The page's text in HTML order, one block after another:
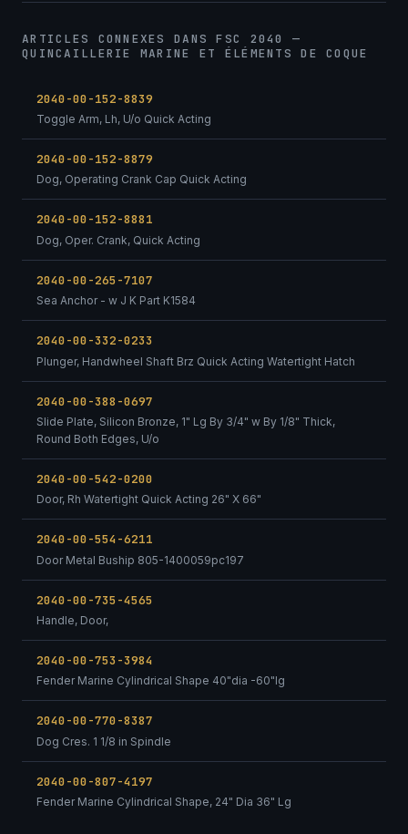
ARTICLES CONNEXES DANS FSC 2040 —
QUINCAILLERIE MARINE ET ÉLÉMENTS DE COQUE
2040-00-152-8839
Toggle Arm, Lh, U/o Quick Acting
2040-00-152-8879
Dog, Operating Crank Cap Quick Acting
2040-00-152-8881
Dog, Oper. Crank, Quick Acting
2040-00-265-7107
Sea Anchor - w J K Part K1584
2040-00-332-0233
Plunger, Handwheel Shaft Brz Quick Acting Watertight Hatch
2040-00-388-0697
Slide Plate, Silicon Bronze, 1" Lg By 3/4" w By 1/8" Thick,
Round Both Edges, U/o
2040-00-542-0200
Door, Rh Watertight Quick Acting 26" X 66"
2040-00-554-6211
Door Metal Buship 805-1400059pc197
2040-00-735-4565
Handle, Door,
2040-00-753-3984
Fender Marine Cylindrical Shape 40"dia -60"lg
2040-00-770-8387
Dog Cres. 1 1/8 in Spindle
2040-00-807-4197
Fender Marine Cylindrical Shape, 24" Dia 36" Lg